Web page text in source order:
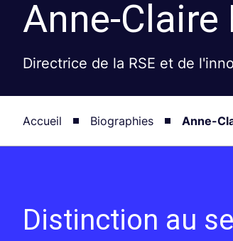
Anne-Claire
Directrice de la RSE et de
Accueil Biographies Anne-
Distinction au